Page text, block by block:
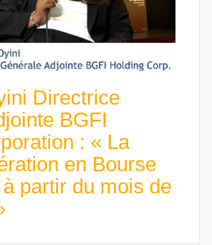
Directrice
BGFI
: « La
en Bourse
partir du mois de